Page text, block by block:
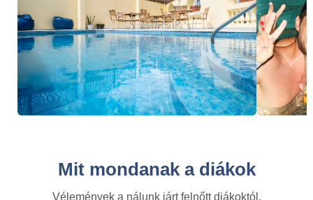
Mit mondanak a diákok
Vélemények a nálunk járt felnőtt diákoktól.